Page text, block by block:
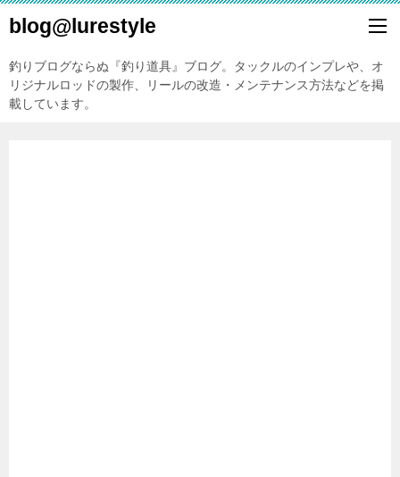
blog@lurestyle
釣りブログならぬ『釣り道具』ブログ。タックルのインプレや、オ
リジナルロッドの製作、リールの改造・メンテナンス方法などを掲
載しています。